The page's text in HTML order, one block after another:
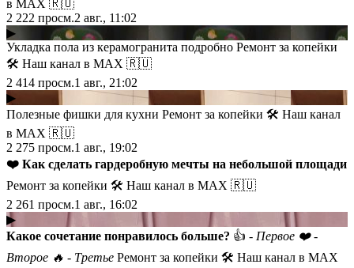
в МАХ 🇷🇺
2 222 просм.2 авг., 11:02
▶
Укладка пола из керамогранита подробно Ремонт за копейки
🛠 Наш канал в МАХ 🇷🇺
2 414 просм.1 авг., 21:02
▶
Полезные фишки для кухни Ремонт за копейки 🛠 Наш канал
в МАХ 🇷🇺
2 275 просм.1 авг., 19:02
❤️ Как сделать гардеробную мечты на небольшой площади
Ремонт за копейки 🛠 Наш канал в МАХ 🇷🇺
2 261 просм.1 авг., 16:02
▶
Какое сочетание понравилось больше? 👍 - Первое ❤️-
Второе 🔥 - Третье Ремонт за копейки 🛠 Наш канал в МАХ